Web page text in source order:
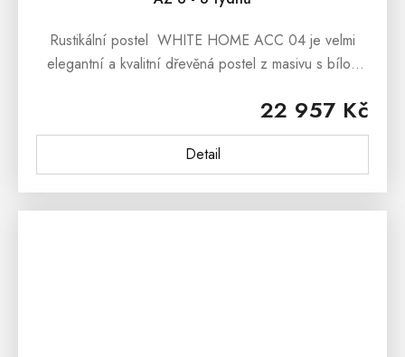
22 957 Kč
Detail
Rustikální postel WHITE HOME ACC 04 je velmi
elegantní a kvalitní dřevěná postel z masivu s bílou
každé ložnice.Rustikální...